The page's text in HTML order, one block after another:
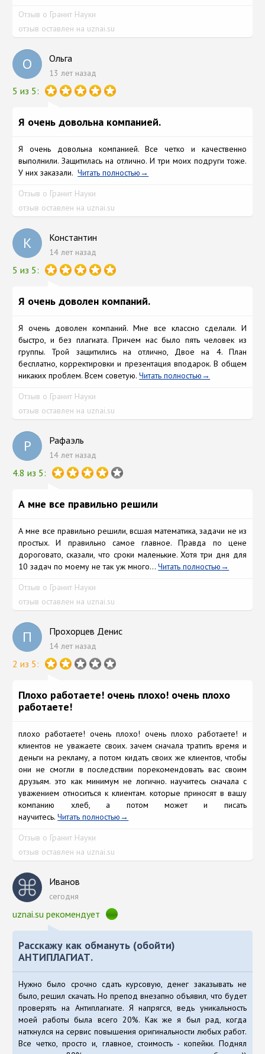
Отзыв о Гранит Науки
отзыв оставлен на uznai.su
О Ольга
13 лет назад
5 из 5:
Я очень довольна компанией.
Я очень довольна компанией. Все четко и качественно
выполнили. Защитилась на отлично. И три моих подруги тоже.
У них заказали.Читать полностью
Отзыв о Гранит Науки
отзыв оставлен на uznai.su
К Константин
14 лет назад
5 из 5:
Я очень доволен компаний.
Я очень доволен компаний. Мне все классно сделали. И
быстро, и без плагиата. Причем нас было пять человек из
группы. Трой защитились на отлично, Двое на 4. План
бесплатно, корректировки и презентация вподарок. В общем
никаких проблем. Всем советую.Читать полностью
Отзыв о Гранит Науки
отзыв оставлен на uznai.su
Р Рафаэль
14 лет назад
4.8 из 5:
А мне все правильно решили
А мне все правильно решили, всшая математика, задачи не из
простых. И правильно самое главное. Правда по цене
дороговато, сказали, что сроки маленькие. Хотя три дня для
10 задач по моему не так уж много...Читать полностью
Отзыв о Гранит Науки
отзыв оставлен на uznai.su
П Прохорцев Денис
14 лет назад
2 из 5:
Плохо работаете! очень плохо! очень плохо
работаете!
плохо работаете! очень плохо! очень плохо работаете! и
клиентов не уважаете своих. зачем сначала тратить время и
деньги на рекламу, а потом кидать своих же клиентов, чтобы
они не смогли в последствии порекомендовать вас своим
друзьям. это как минимум не логично. научитесь сначала с
уважением относиться к клиентам. которые приносят в вашу
компанию хлеб, а потом может и писать
научитесь.Читать полностью
Отзыв о Гранит Науки
отзыв оставлен на uznai.su
Иванов
сегодня
uznai.su рекомендует
Расскажу как обмануть (обойти)
АНТИПЛАГИАТ.
Нужно было срочно сдать курсовую, денег заказывать не
было, решил скачать. Но препод внезапно объявил, что будет
проверять на Антиплагиате. Я напрягся, ведь уникальность
моей работы была всего 20%. Как же я был рад, когда
наткнулся на сервис повышения оригинальности любых работ.
Все четко, просто и, главное, стоимость - копейки. Поднял